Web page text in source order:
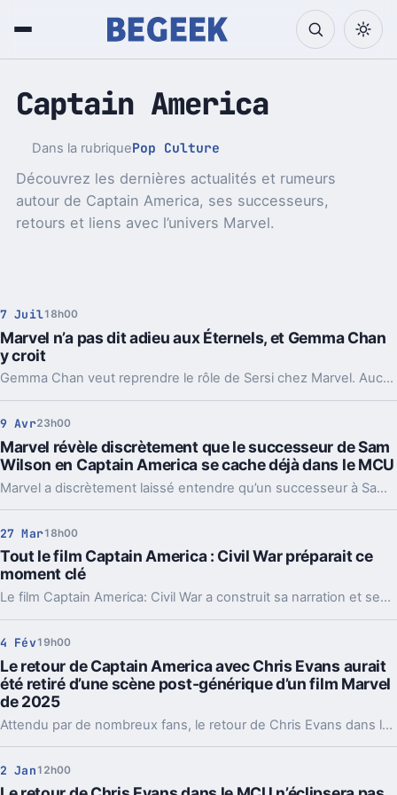
Captain America
Dans la rubriquePop Culture
Découvrez les dernières actualités et rumeurs
autour de Captain America, ses successeurs,
retours et liens avec l’univers Marvel.
7 Juil18h00
Marvel n’a pas dit adieu aux Éternels, et Gemma Chan
y croit
Gemma Chan veut reprendre le rôle de Sersi chez Marvel. Aucun Eternals 2 n’est lancé, mais plusieurs portes restent entrouvertes.
9 Avr23h00
Marvel révèle discrètement que le successeur de Sam
Wilson en Captain America se cache déjà dans le MCU
Marvel a discrètement laissé entendre qu’un successeur à Sam Wilson dans le rôle de Captain America se trouve déjà au sein de l’univers cinématographique. Cette révélation suggère que la relève du héros pourrait intervenir plus tôt qu’attendu.
27 Mar18h00
Tout le film Captain America : Civil War préparait ce
moment clé
Le film Captain America: Civil War a construit sa narration et ses enjeux autour d’une séquence-clé, préparant minutieusement le terrain pour ce moment central, décisif à la fois pour l’intrigue et l’évolution des personnages majeurs du Marvel Cinematic Universe.
4 Fév19h00
Le retour de Captain America avec Chris Evans aurait
été retiré d’une scène post-générique d’un film Marvel
de 2025
Attendu par de nombreux fans, le retour de Chris Evans dans le rôle de Captain America devait initialement figurer dans une scène post-générique d’un film Marvel prévu pour 2025, mais cette apparition aurait finalement été retirée du montage final.
2 Jan 12h00